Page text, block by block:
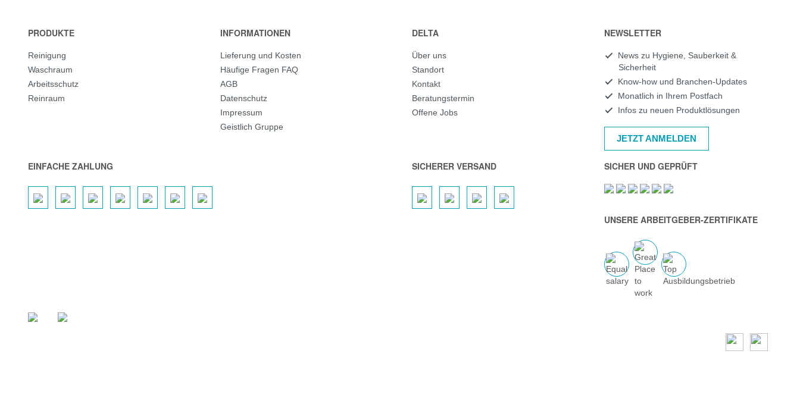
PRODUKTE
Reinigung
Waschraum
Arbeitsschutz
Reinraum
INFORMATIONEN
Lieferung und Kosten
Häufige Fragen FAQ
AGB
Datenschutz
Impressum
Geistlich Gruppe
DELTA
Über uns
Standort
Kontakt
Beratungstermin
Offene Jobs
NEWSLETTER
News zu Hygiene, Sauberkeit &
Sicherheit
Know-how und Branchen-Updates
Monatlich in Ihrem Postfach
Infos zu neuen Produktlösungen
JETZT ANMELDEN
EINFACHE ZAHLUNG SICHERER VERSAND SICHER UND GEPRÜFT
UNSERE ARBEITGEBER-ZERTIFIKATE